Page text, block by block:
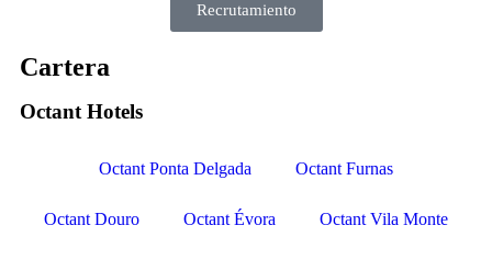
Recrutamiento
Cartera
Octant Hotels
Octant Ponta Delgada Octant Furnas
Octant Douro Octant Évora Octant Vila Monte